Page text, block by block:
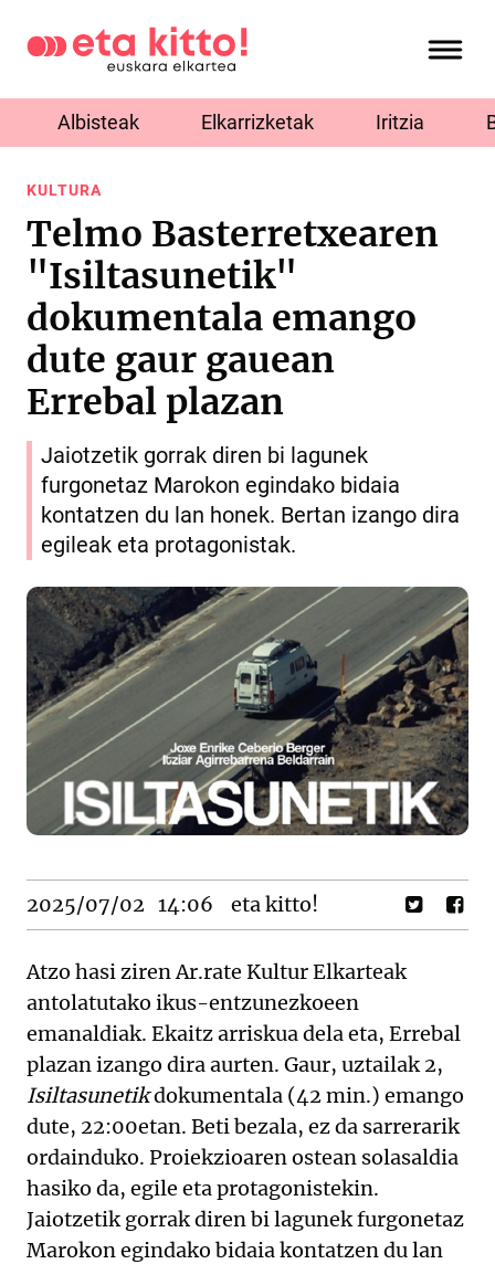
Albisteak Elkarrizketak Iritzia
KULTURA
Telmo Basterretxearen
"Isiltasunetik"
dokumentala emango
dute gaur gauean
Errebal plazan
Jaiotzetik gorrak diren bi lagunek
furgonetaz Marokon egindako bidaia
kontatzen du lan honek. Bertan izango dira
egileak eta protagonistak.
2025/07/02 14:06 eta kitto!
Atzo hasi ziren Ar.rate Kultur Elkarteak
antolatutako ikus-entzunezkoeen
emanaldiak. Ekaitz arriskua dela eta, Errebal
plazan izango dira aurten. Gaur, uztailak 2,
Isiltasunetikdokumentala (42 min.) emango
dute, 22:00etan. Beti bezala, ez da sarrerarik
ordainduko. Proiekzioaren ostean solasaldia
hasiko da, egile eta protagonistekin.
Jaiotzetik gorrak diren bi lagunek furgonetaz
Marokon egindako bidaia kontatzen du lan